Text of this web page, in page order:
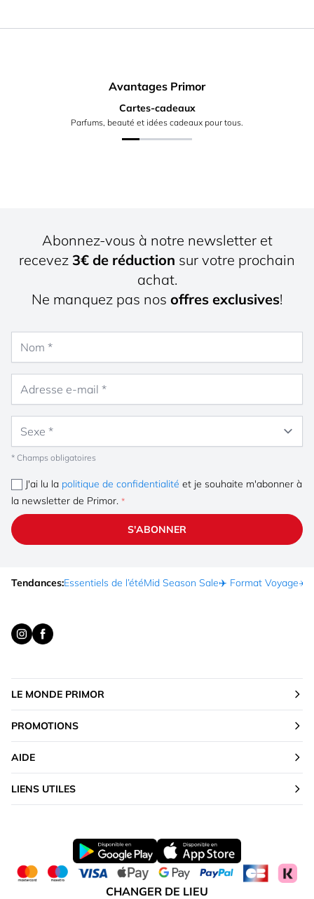
Avantages Primor
Cartes-cadeaux
Parfums, beauté et idées cadeaux pour tous.
Abonnez-vous à notre newsletter et
recevez 3€ de réduction sur votre prochain
achat.
Ne manquez pas nos offres exclusives!
* Champs obligatoires
J'ai lu la politique de confidentialité et je souhaite m'abonner à
la newsletter de Primor.
S'ABONNER
Tendances:Essentiels de l’étéMid Season Sale✈️ Format Voyage☀️
LE MONDE PRIMOR
PROMOTIONS
AIDE
LIENS UTILES
CHANGER DE LIEU